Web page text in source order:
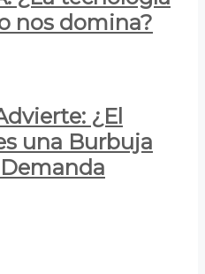
nos domina?
¿El
una Burbuja